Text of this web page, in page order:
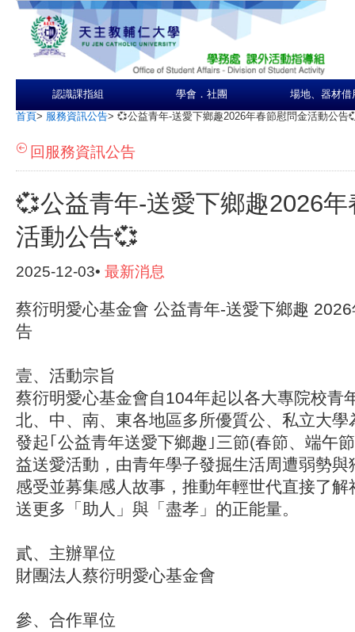
認識課指組 學會．社團 場地、器材借
首頁> 服務資訊公告> 💞公益青年-送愛下鄉趣2026年春節慰問金活動公告
回服務資訊公告
💞公益青年-送愛下鄉趣2026
活動公告💞
2025-12-03• 最新消息
蔡衍明愛心基金會 公益青年-送愛下鄉趣 2026
告
壹、活動宗旨
蔡衍明愛心基金會自104年起以各大專院校青
北、中、南、東各地區多所優質公、私立大學
發起｢公益青年送愛下鄉趣｣三節(春節、端午
益送愛活動，由青年學子發掘生活周遭弱勢與
感受並募集感人故事，推動年輕世代直接了
送更多「助人」與「盡孝」的正能量。
貳、主辦單位
財團法人蔡衍明愛心基金會
參、合作單位